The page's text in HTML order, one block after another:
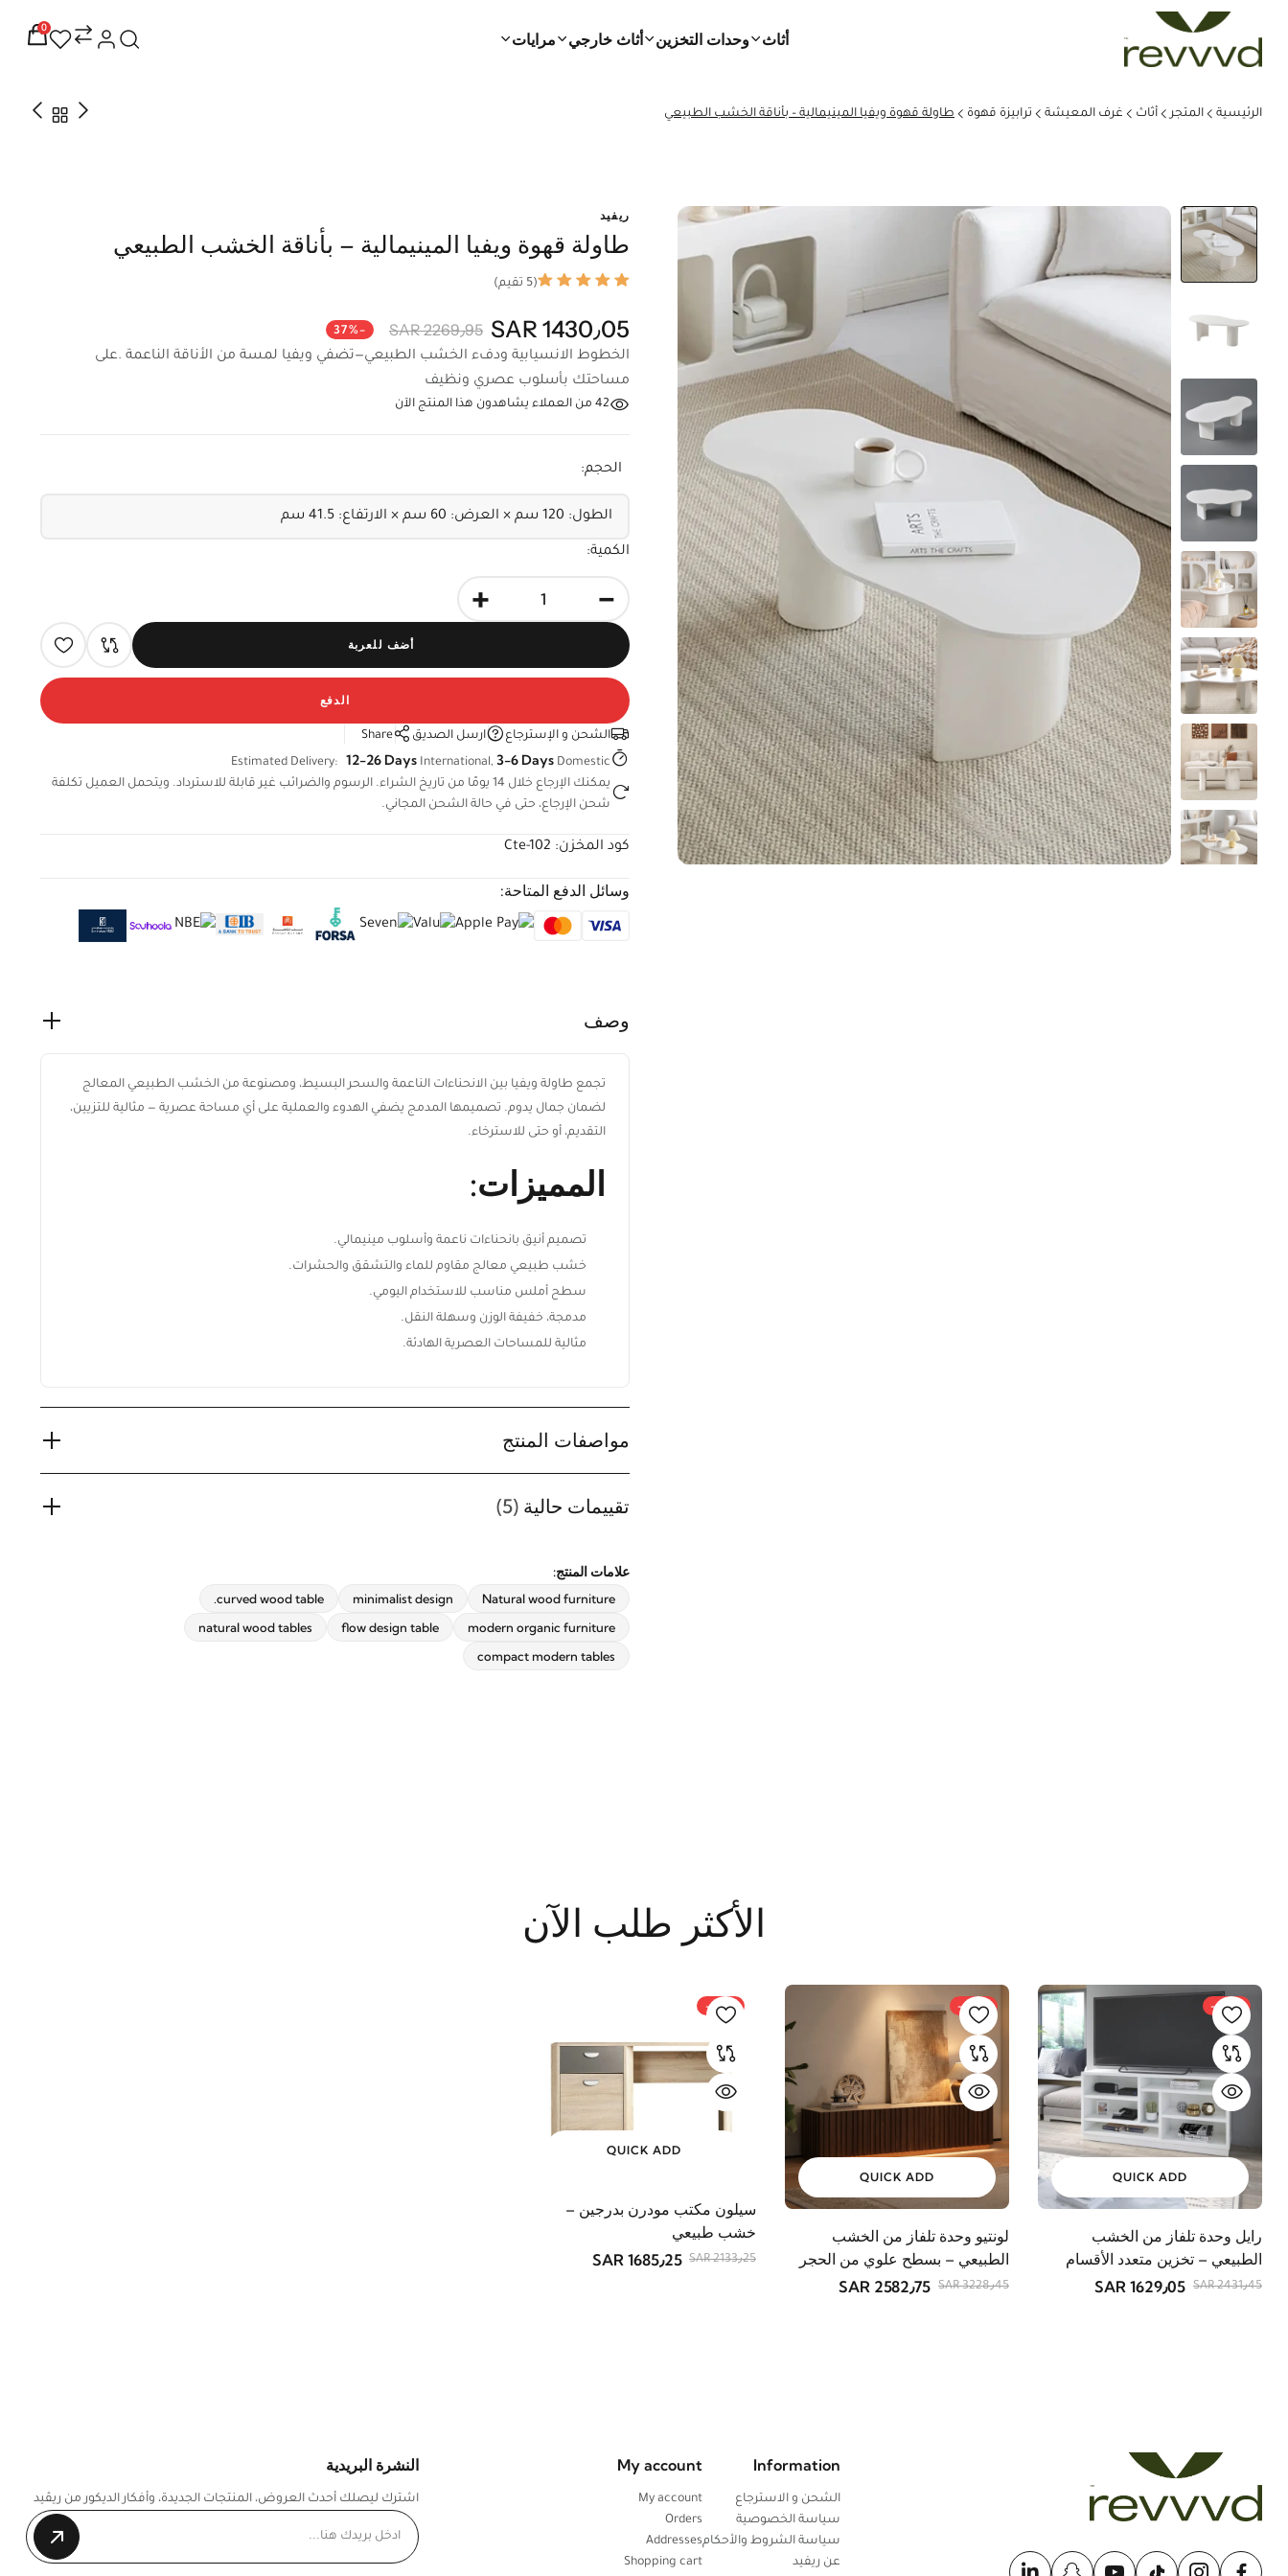
ابقَ على اطلاع بكل جديد من ريڤيد
الأثاث، أفكار الديكور المنزلي،
العروض الحصرية، وآخر أخبار ريڤيد.
أثاث وحدات التخزين أثاث خارجي مرايات
0
الرئيسية المتجر أثاث غرف المعيشة ترابيزة قهوة طاولة قهوة ويفيا المينيمالية – بأناقة الخشب الطبيعي
ريفيد
طاولة قهوة ويفيا المينيمالية – بأناقة الخشب الطبيعي
(5 تقيم)
1430٫05 SAR 2269٫95 SAR -37%
الخطوط الانسيابية ودفء الخشب الطبيعي—تضفي ويفيا لمسة من الأناقة الناعمة .على
مساحتك بأسلوب عصري ونظيف
42 من العملاء يشاهدون هذا المنتج الآن
الحجم:
الكمية:
-
+
أضف للعربة
الدفع
الشحن و الإسترجاع ارسل الصديق
Share
Estimated Delivery: 12-26 Days International, 3-6 Days Domestic
يمكنك الإرجاع خلال 14 يومًا من تاريخ الشراء. الرسوم والضرائب غير قابلة للاسترداد. ويتحمل العميل تكلفة
شحن الإرجاع، حتى في حالة الشحن المجاني.
كود المخزن: Cte-102
وسائل الدفع المتاحة:
وصف
تجمع طاولة ويفيا بين الانحناءات الناعمة والسحر البسيط، ومصنوعة من الخشب الطبيعي المعالج
لضمان جمال يدوم. تصميمها المدمج يضفي الهدوء والعملية على أي مساحة عصرية — مثالية للتزيين،
التقديم، أو حتى للاسترخاء.
المميزات:
تصميم أنيق بانحناءات ناعمة وأسلوب مينيمالي.
خشب طبيعي معالج مقاوم للماء والتشقق والحشرات.
سطح أملس مناسب للاستخدام اليومي.
مدمجة، خفيفة الوزن وسهلة النقل.
مثالية للمساحات العصرية الهادئة.
مواصفات المنتج
تقييمات حالية (5)
علامات المنتج:
Natural wood furniture
minimalist design
curved wood table.
modern organic furniture
flow design table
natural wood tables
compact modern tables
الأكثر طلب الآن
-33%
QUICK ADD
رايل وحدة تلفاز من الخشب
الطبيعي – تخزين متعدد الأقسام
2431٫45 SAR 1629٫05 SAR
-20%
QUICK ADD
لونتيو وحدة تلفاز من الخشب
الطبيعي – بسطح علوي من الحجر
3228٫45 SAR 2582٫75 SAR
-21%
QUICK ADD
سيلون مكتب مودرن بدرجين –
خشب طبيعي
2133٫25 SAR 1685٫25 SAR
Information
الشحن و الاسترجاع
سياسة الخصوصية
سياسة الشروط والأحكام
عن ريفيد
My account
My account
Orders
Addresses
Shopping cart
النشرة البريدية
اشترك ليصلك أحدث العروض، المنتجات الجديدة، وأفكار الديكور من ريڤيد